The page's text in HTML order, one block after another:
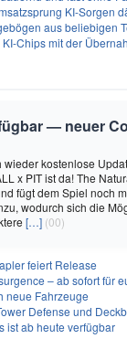
KI-Sorgen
aus beliebigen
Chips mit der
— neuer
wieder kostenlose
x PIT ist da! The
fügt dem Spiel noch
wodurch sich die
[…] (00)
feiert Release
– ab sofort für
neue Fahrzeuge
Defense und
ist ab heute verfügbar